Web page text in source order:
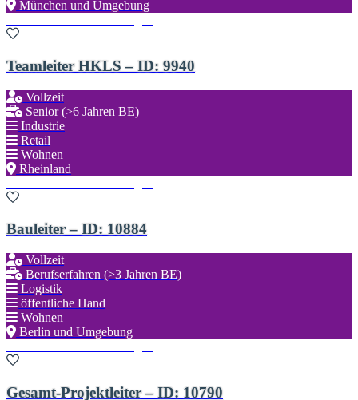
München und Umgebung
Teamleiter HKLS – ID: 9940
Vollzeit
Senior (>6 Jahren BE)
Industrie
Retail
Wohnen
Rheinland
Bauleiter – ID: 10884
Vollzeit
Berufserfahren (>3 Jahren BE)
Logistik
öffentliche Hand
Wohnen
Berlin und Umgebung
Gesamt-Projektleiter – ID: 10790